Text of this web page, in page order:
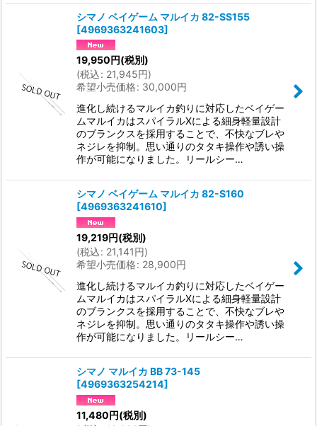
シマノ ベイゲーム マルイカ 82-SS155
[4969363241603]
19,950円(税別)
(税込: 21,945円)
希望小売価格: 30,000円
進化し続けるマルイカ釣りに対応したベイゲー
ムマルイカはスパイラルXによる細身軽量設計
のブランクスを採用することで、不快なブレや
ネジレを抑制。思い通りのタタキ操作や誘い操
作が可能になりました。リールシー…
シマノ ベイゲーム マルイカ 82-S160
[4969363241610]
19,219円(税別)
(税込: 21,141円)
希望小売価格: 28,900円
進化し続けるマルイカ釣りに対応したベイゲー
ムマルイカはスパイラルXによる細身軽量設計
のブランクスを採用することで、不快なブレや
ネジレを抑制。思い通りのタタキ操作や誘い操
作が可能になりました。リールシー…
シマノ マルイカ BB 73-145
[4969363254214]
11,480円(税別)